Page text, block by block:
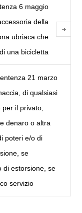
6 maggio
della
ubriaca che
una bicicletta
21 marzo
di qualsiasi
il privato,
denaro o altra
poteri e/o di
se
di estorsione, se
servizio